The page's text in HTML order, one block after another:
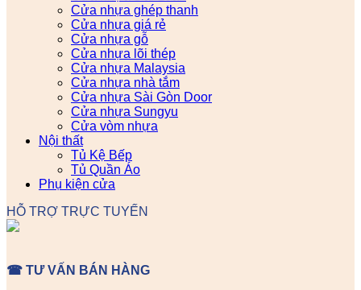
Cửa nhựa ghép thanh
Cửa nhựa giá rẻ
Cửa nhựa gỗ
Cửa nhựa lõi thép
Cửa nhựa Malaysia
Cửa nhựa nhà tắm
Cửa nhựa Sài Gòn Door
Cửa nhựa Sungyu
Cửa vòm nhựa
Nội thất
Tủ Kệ Bếp
Tủ Quần Áo
Phụ kiện cửa
HỖ TRỢ TRỰC TUYẾN
☎ TƯ VẤN BÁN HÀNG